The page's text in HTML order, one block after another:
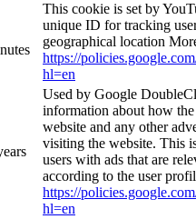
This cookie is set by
unique ID for tracking
geographical location
https://
hl=en
Used by Google
information about how the
website and any other
visiting the website. This
users with ads that are
according to the user
https://
hl=en